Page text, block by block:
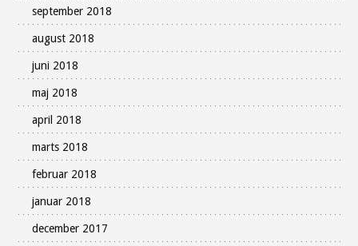
september 2018
august 2018
juni 2018
maj 2018
april 2018
marts 2018
februar 2018
januar 2018
december 2017